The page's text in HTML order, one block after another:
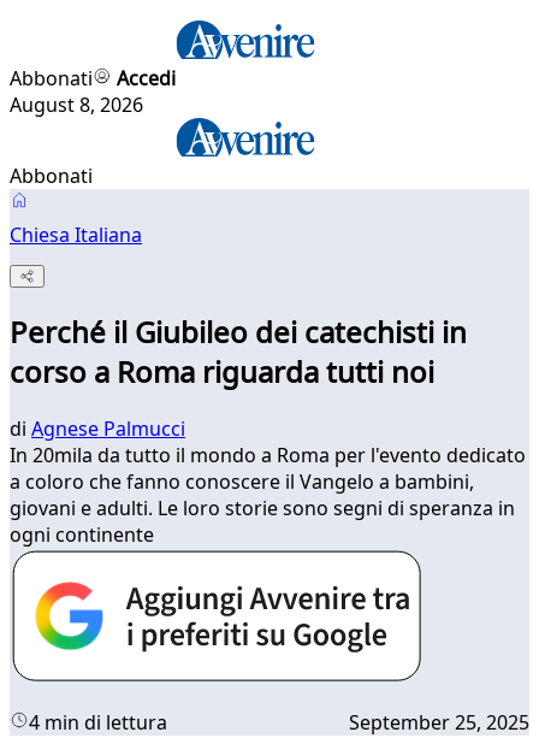
Abbonati
Accedi
August 8, 2026
Abbonati
Chiesa Italiana
Perché il Giubileo dei catechisti in
corso a Roma riguarda tutti noi
di Agnese Palmucci
In 20mila da tutto il mondo a Roma per l'evento dedicato
a coloro che fanno conoscere il Vangelo a bambini,
giovani e adulti. Le loro storie sono segni di speranza in
ogni continente
4 min di lettura September 25, 2025